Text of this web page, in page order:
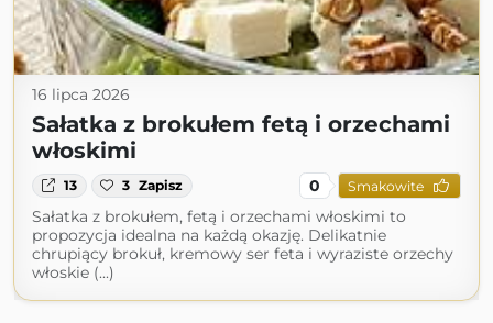
16 lipca 2026
Sałatka z brokułem fetą i orzechami
włoskimi
13 3 Zapisz 0 Smakowite
Sałatka z brokułem, fetą i orzechami włoskimi to
propozycja idealna na każdą okazję. Delikatnie
chrupiący brokuł, kremowy ser feta i wyraziste orzechy
włoskie (...)